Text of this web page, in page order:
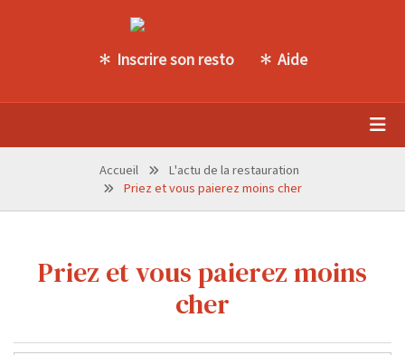
Inscrire son resto Aide
Accueil
L'actu de la restauration
Priez et vous paierez moins cher
Priez et vous paierez moins
cher